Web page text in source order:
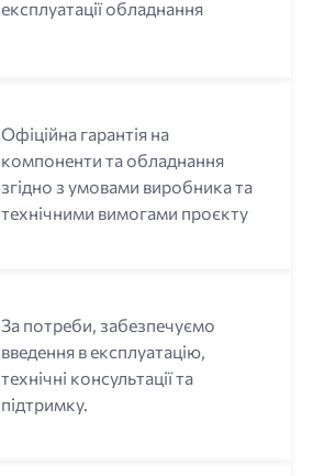
експлуатації обладнання
Офіційна гарантія на
компоненти та обладнання
згідно з умовами виробника та
технічними вимогами проєкту
За потреби, забезпечуємо
введення в експлуатацію,
технічні консультації та
підтримку.